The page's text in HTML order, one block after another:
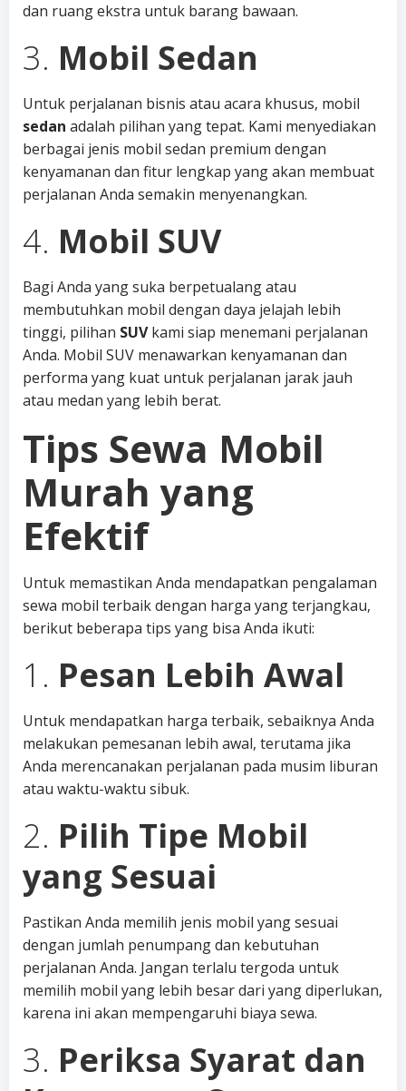
dan ruang ekstra untuk barang bawaan.
3. Mobil Sedan
Untuk perjalanan bisnis atau acara khusus, mobil
sedan adalah pilihan yang tepat. Kami menyediakan
berbagai jenis mobil sedan premium dengan
kenyamanan dan fitur lengkap yang akan membuat
perjalanan Anda semakin menyenangkan.
4. Mobil SUV
Bagi Anda yang suka berpetualang atau
membutuhkan mobil dengan daya jelajah lebih
tinggi, pilihan SUVkami siap menemani perjalanan
Anda. Mobil SUV menawarkan kenyamanan dan
performa yang kuat untuk perjalanan jarak jauh
atau medan yang lebih berat.
Tips Sewa Mobil
Murah yang
Efektif
Untuk memastikan Anda mendapatkan pengalaman
sewa mobil terbaik dengan harga yang terjangkau,
berikut beberapa tips yang bisa Anda ikuti:
1. Pesan Lebih Awal
Untuk mendapatkan harga terbaik, sebaiknya Anda
melakukan pemesanan lebih awal, terutama jika
Anda merencanakan perjalanan pada musim liburan
atau waktu-waktu sibuk.
2. Pilih Tipe Mobil
yang Sesuai
Pastikan Anda memilih jenis mobil yang sesuai
dengan jumlah penumpang dan kebutuhan
perjalanan Anda. Jangan terlalu tergoda untuk
memilih mobil yang lebih besar dari yang diperlukan,
karena ini akan mempengaruhi biaya sewa.
3. Periksa Syarat dan